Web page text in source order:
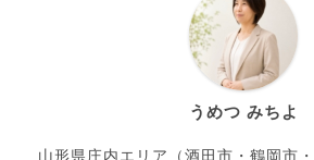
うめつ みちよ
山形県庄内エリア（酒田市・鶴岡市